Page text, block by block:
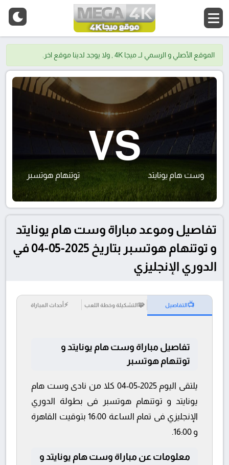
الموقع الأصلي و الرسمي لــ ميجا 4K , ولا يوجد لدينا موقع اخر.
وست هام يونايتد
VS
توتنهام هوتسبر
تفاصيل وموعد مباراة وست هام يونايتد
و توتنهام هوتسبر بتاريخ 2025-05-04 في
الدوري الإنجليزي
📺التفاصيل 🧩التشكيلة وخطة اللعب ⚡أحداث المباراة
تفاصيل مباراة وست هام يونايتد و
توتنهام هوتسبر
يلتقى اليوم 2025-05-04 كلا من نادى وست هام
يونايتد و توتنهام هوتسبر فى بطولة الدوري
الإنجليزي فى تمام الساعة 16:00 بتوقيت القاهرة
و 16:00.
معلومات عن مباراة وست هام يونايتد و